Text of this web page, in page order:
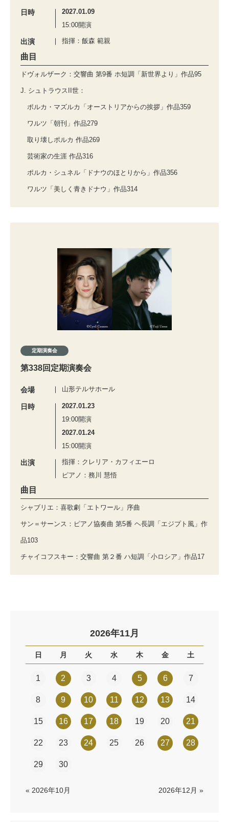
日時
2027.01.09
15:00開演
出演 指揮：飯森 範親
曲目
ドヴォルザーク：交響曲 第9番 ホ短調「新世界より」作品95
J. シュトラウスII世：
ポルカ・マズルカ「オーストリアからの挨拶」作品359
ワルツ「朝刊」作品279
取り壊しポルカ 作品269
芸術家の生涯 作品316
ポルカ・シュネル「ドナウのほとりから」作品356
ワルツ「美しく青きドナウ」作品314
定期演奏会
第338回定期演奏会
会場 山形テルサホール
日時
2027.01.23
19:00開演
2027.01.24
15:00開演
出演
指揮：クレリア・カフィエーロ
ピアノ：務川 慧悟
曲目
シャブリエ：喜歌劇「エトワール」序曲
サン＝サーンス：ピアノ協奏曲 第5番 ヘ長調「エジプト風」作
品103
チャイコフスキー：交響曲 第２番 ハ短調「小ロシア」作品17
2026年11月
日 月 火 水 木 金 土
1 2 3 4 5 6 7
8 9 10 11 12 13 14
15 16 17 18 19 20 21
22 23 24 25 26 27 28
29 30
« 2026年10月 2026年12月 »